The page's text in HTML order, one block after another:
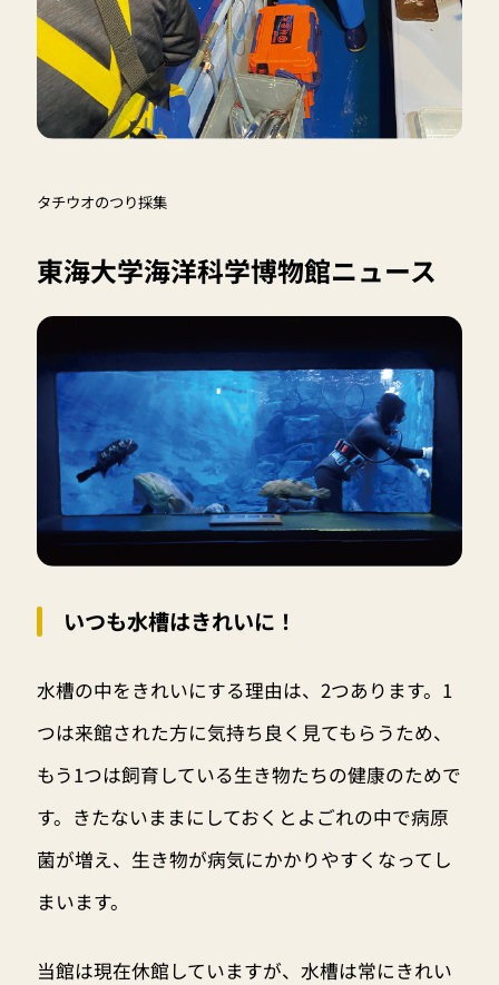
タチウオのつり採集
東海大学海洋科学博物館ニュース
いつも水槽はきれいに！
水槽の中をきれいにする理由は、2つあります。1
つは来館された方に気持ち良く見てもらうため、
もう1つは飼育している生き物たちの健康のためで
す。きたないままにしておくとよごれの中で病原
菌が増え、生き物が病気にかかりやすくなってし
まいます。
当館は現在休館していますが、水槽は常にきれい